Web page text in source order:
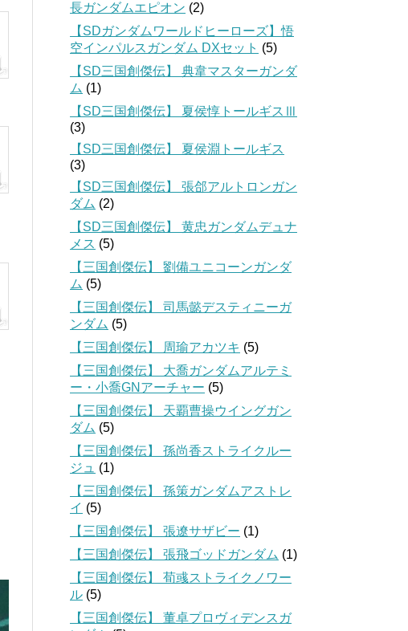
長ガンダムエピオン (2)
【SDガンダムワールドヒーローズ】悟
空インパルスガンダム DXセット (5)
【SD三国創傑伝】 典韋マスターガンダ
ム (1)
【SD三国創傑伝】 夏侯惇トールギスⅢ
(3)
【SD三国創傑伝】 夏侯淵トールギス
(3)
【SD三国創傑伝】 張郃アルトロンガン
ダム (2)
【SD三国創傑伝】 黄忠ガンダムデュナ
メス (5)
【三国創傑伝】 劉備ユニコーンガンダ
ム (5)
【三国創傑伝】 司馬懿デスティニーガ
ンダム (5)
【三国創傑伝】 周瑜アカツキ (5)
【三国創傑伝】 大喬ガンダムアルテミ
ー・小喬GNアーチャー (5)
【三国創傑伝】 天覇曹操ウイングガン
ダム (5)
【三国創傑伝】 孫尚香ストライクルー
ジュ (1)
【三国創傑伝】 孫策ガンダムアストレ
イ (5)
【三国創傑伝】 張遼サザビー (1)
【三国創傑伝】 張飛ゴッドガンダム (1)
【三国創傑伝】 荀彧ストライクノワー
ル (5)
【三国創傑伝】 董卓プロヴィデンスガ